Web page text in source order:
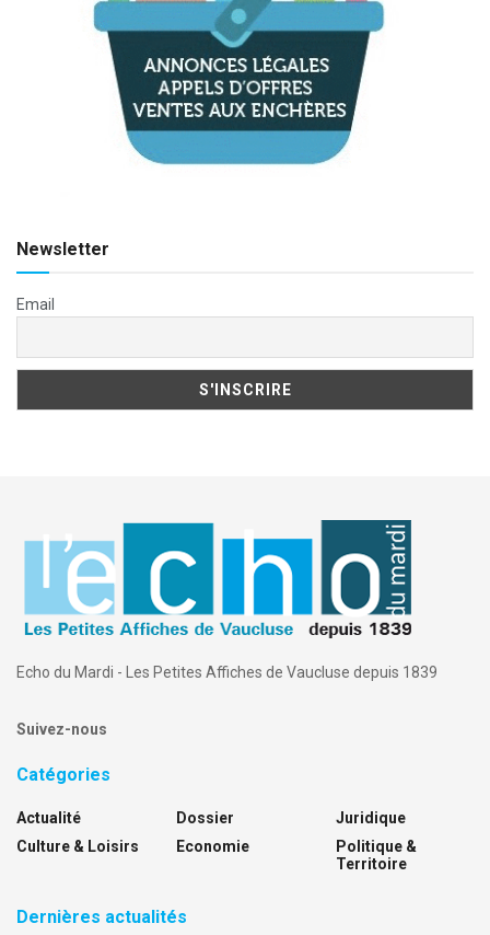
Newsletter
Email
Echo du Mardi - Les Petites Affiches de Vaucluse depuis 1839
Suivez-nous
Catégories
Actualité
Culture & Loisirs
Dossier
Economie
Juridique
Politique &
Territoire
Dernières actualités